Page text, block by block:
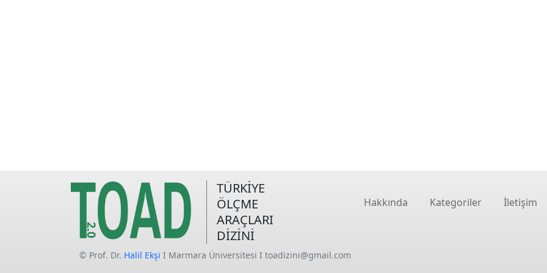
TÜRKİYE
ÖLÇME
ARAÇLARI
DİZİNİ
Hakkında Kategoriler İletişim
© Prof. Dr. Halil Ekşi I Marmara Üniversitesi I toadizini@gmail.com